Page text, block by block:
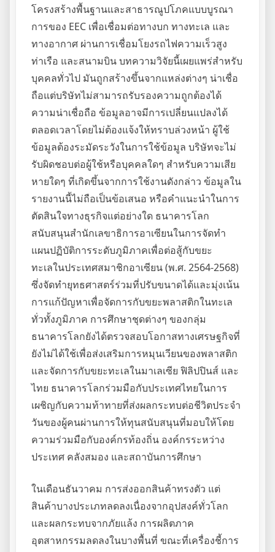
โครงสร้างพื้นฐานและสาธารณูปโภคแบบบูรณา
การของ EEC เพื่อเชื่อมต่อทางบก ทางทะเล และ
ทางอากาศ ผ่านการเชื่อมโยงรถไฟความเร็วสูง
ท่าเรือ และสนามบิน บทความวิจัยนี้เผยแพร่สำหรับ
บุคคลทั่วไป มันถูกสร้างขึ้นจากแหล่งต่างๆ น่าเชื่อ
ถือแต่บริษัทไม่สามารถรับรองความถูกต้องได้
ความน่าเชื่อถือ ข้อมูลอาจมีการเปลี่ยนแปลงได้
ตลอดเวลาโดยไม่ต้องแจ้งให้ทราบล่วงหน้า ผู้ใช้
ข้อมูลต้องระมัดระวังในการใช้ข้อมูล บริษัทจะไม่
รับผิดชอบต่อผู้ใช้หรือบุคคลใดๆ สำหรับความเสีย
หายใดๆ ที่เกิดขึ้นจากการใช้งานดังกล่าว ข้อมูลใน
รายงานนี้ไม่ถือเป็นข้อเสนอ หรือคำแนะนำในการ
ตัดสินใจทางธุรกิจแต่อย่างใด ธนาคารโลก
สนับสนุนสำนักเลขาธิการอาเซียนในการจัดทำ
แผนปฏิบัติการระดับภูมิภาคเพื่อต่อสู้กับขยะ
ทะเลในประเทศสมาชิกอาเซียน (พ.ศ. 2564-2568)
ซึ่งจัดทำยุทธศาสตร์ร่วมที่ปรับขนาดได้และมุ่งเน้น
การแก้ปัญหาเพื่อจัดการกับขยะพลาสติกในทะเล
ทั่วทั้งภูมิภาค การศึกษาชุดต่างๆ ของกลุ่ม
ธนาคารโลกยังได้ตรวจสอบโอกาสทางเศรษฐกิจที่
ยังไม่ได้ใช้เพื่อส่งเสริมการหมุนเวียนของพลาสติก
และจัดการกับขยะทะเลในมาเลเซีย ฟิลิปปินส์ และ
ไทย ธนาคารโลกร่วมมือกับประเทศไทยในการ
เผชิญกับความท้าทายที่ส่งผลกระทบต่อชีวิตประจำ
วันของผู้คนผ่านการให้ทุนสนับสนุนที่มอบให้โดย
ความร่วมมือกับองค์กรท้องถิ่น องค์กรระหว่าง
ประเทศ คลังสมอง และสถาบันการศึกษา
ในเดือนธันวาคม การส่งออกสินค้าทรงตัว แต่
สินค้าบางประเภทลดลงเนื่องจากอุปสงค์ทั่วโลก
และผลกระทบจากภัยแล้ง การผลิตภาค
อุตสาหกรรมลดลงในบางพื้นที่ ขณะที่เครื่องชี้การ